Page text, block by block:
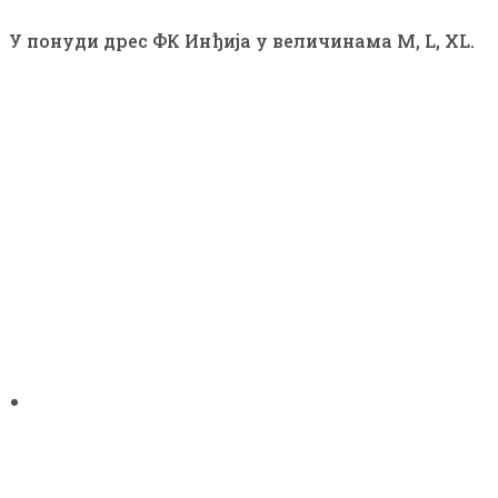
У понуди дрес ФК Инђија у величинама M, L, XL.